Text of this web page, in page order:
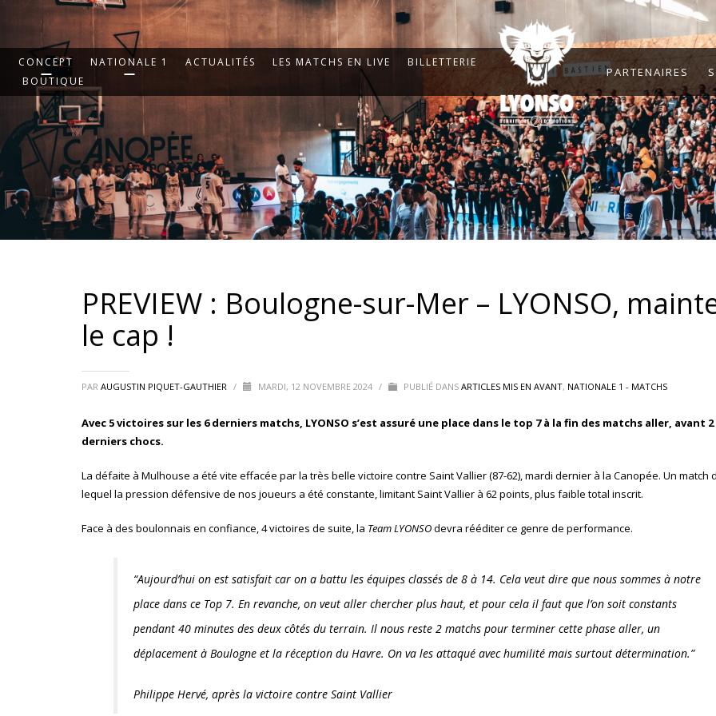
PARTENAIRES
CONCEPT NATIONALE 1 ACTUALITÉS LES MATCHS EN LIVE
BILLETTERIE
BOUTIQUE
PREVIEW : Boulogne-sur-Mer – LYONSO,
le cap !
PAR AUGUSTIN PIQUET-GAUTHIER / MARDI, 12 NOVEMBRE 2024 / PUBLIÉ DANS ARTICLES MIS EN AVANT, NATIONALE 1 - MATCHS
Avec 5 victoires sur les 6 derniers matchs, LYONSO s’est assuré une place dans le top 7 à la fin des matchs aller, avant 2
derniers chocs.
La défaite à Mulhouse a été vite effacée par la très belle victoire contre Saint Vallier (87-62), mardi dernier à la Canopée. Un match
lequel la pression défensive de nos joueurs a été constante, limitant Saint Vallier à 62 points, plus faible total inscrit.
Face à des boulonnais en confiance, 4 victoires de suite, la Team LYONSOdevra rééditer ce genre de performance.
“Aujourd’hui on est satisfait car on a battu les équipes classés de 8 à 14. Cela veut dire que nous sommes à notre
place dans ce Top 7. En revanche, on veut aller chercher plus haut, et pour cela il faut que l’on soit constants
pendant 40 minutes des deux côtés du terrain. Il nous reste 2 matchs pour terminer cette phase aller, un
déplacement à Boulogne et la réception du Havre. On va les attaqué avec humilité mais surtout détermination.”
Philippe Hervé, après la victoire contre Saint Vallier